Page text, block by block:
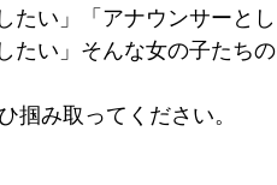
たい」「アナウンサーとし
たい」そんな女の子たちの
掴み取ってください。